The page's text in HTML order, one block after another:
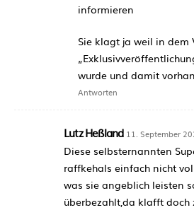
informieren
Sie klagt ja weil in dem
wurde und damit
Antworten
Lutz Heßland 11. September
Diese selbsternannten
raffkehals einfach nicht
was sie angeblich leisten
überbezahlt,da klafft doch